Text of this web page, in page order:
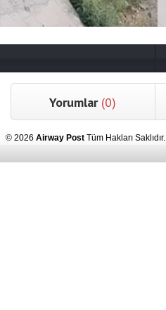
Yorumlar (0)
© 2026 Airway Post Tüm Hakları Saklıdır.